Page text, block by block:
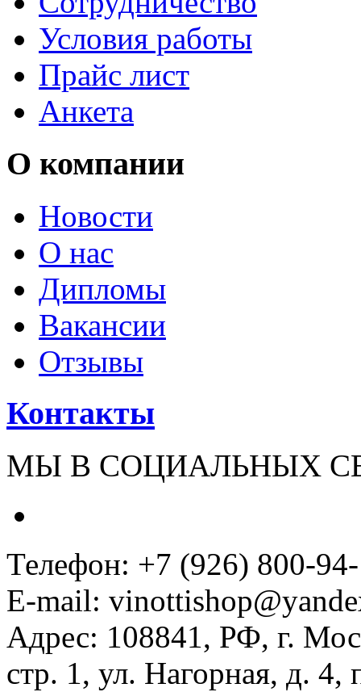
Условия работы
Прайс лист
Анкета
О компании
Новости
О нас
Дипломы
Вакансии
Отзывы
Контакты
МЫ В СОЦИАЛЬНЫХ
Телефон: +7 (926) 800-
E-mail:
Адрес: 108841, РФ, г.
стр. 1, ул. Нагорная, д.